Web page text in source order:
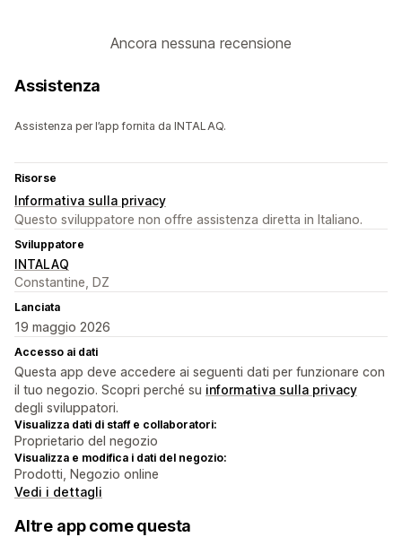
Ancora nessuna recensione
Assistenza
Assistenza per l’app fornita da INTALAQ.
Risorse
Informativa sulla privacy
Questo sviluppatore non offre assistenza diretta in Italiano.
Sviluppatore
INTALAQ
Constantine, DZ
Lanciata
19 maggio 2026
Accesso ai dati
Questa app deve accedere ai seguenti dati per funzionare con
il tuo negozio. Scopri perché su informativa sulla privacy
degli sviluppatori.
Visualizza dati di staff e collaboratori:
Proprietario del negozio
Visualizza e modifica i dati del negozio:
Prodotti, Negozio online
Vedi i dettagli
Altre app come questa